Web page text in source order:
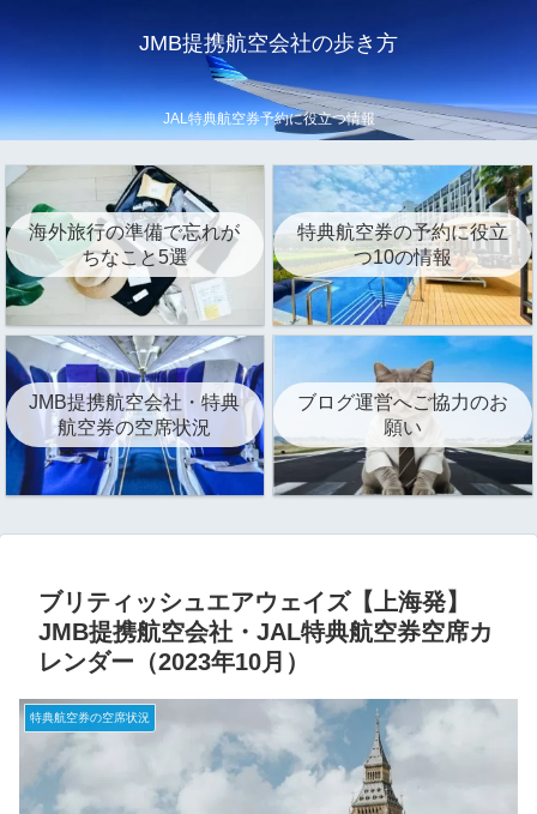
JMB提携航空会社の歩き方
JAL特典航空券予約に役立つ情報
海外旅行の準備で忘れが
ちなこと5選
特典航空券の予約に役立
つ10の情報
JMB提携航空会社・特典
航空券の空席状況
ブログ運営へご協力のお
願い
ブリティッシュエアウェイズ【上海発】
JMB提携航空会社・JAL特典航空券空席カ
レンダー（2023年10月）
特典航空券の空席状況